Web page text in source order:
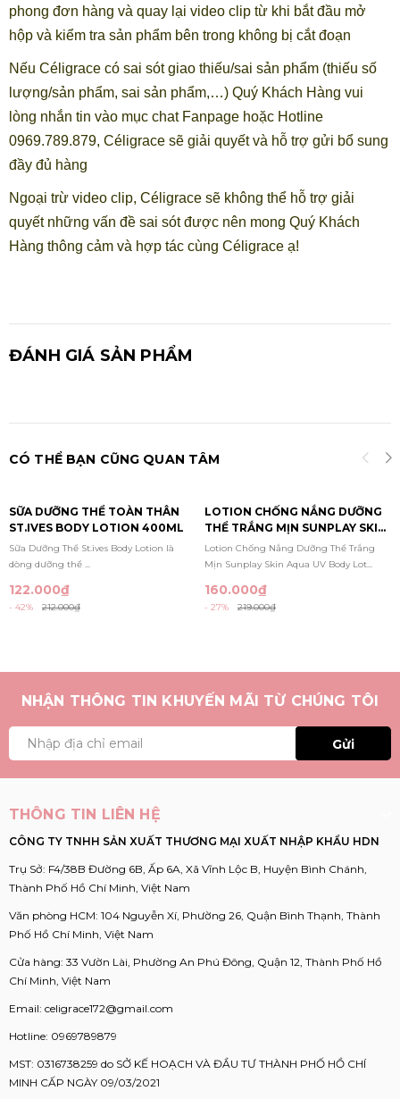
phong đơn hàng và quay lại video clip từ khi bắt đầu mở
hộp và kiểm tra sản phẩm bên trong không bị cắt đoạn
Nếu Céligrace có sai sót giao thiếu/sai sản phẩm (thiếu số
lượng/sản phẩm, sai sản phẩm,…) Quý Khách Hàng vui
lòng nhắn tin vào mục chat Fanpage hoặc Hotline
0969.789.879, Céligrace sẽ giải quyết và hỗ trợ gửi bổ sung
đầy đủ hàng
Ngoại trừ video clip, Céligrace sẽ không thể hỗ trợ giải
quyết những vấn đề sai sót được nên mong Quý Khách
Hàng thông cảm và hợp tác cùng Céligrace ạ!
ĐÁNH GIÁ SẢN PHẨM
CÓ THỂ BẠN CŨNG QUAN TÂM
SỮA DƯỠNG THỂ TOÀN THÂN
ST.IVES BODY LOTION 400ML
Sữa Dưỡng Thể St.ives Body Lotion là
dòng dưỡng thể ...
122.000₫
- 42% 212.000₫
LOTION CHỐNG NẮNG DƯỠNG
THỂ TRẮNG MỊN SUNPLAY SKIN
AQUA UV BODY LOTION
SPF50+/PA++++ 150G
Lotion Chống Nắng Dưỡng Thể Trắng
Mịn Sunplay Skin Aqua UV Body Lot...
160.000₫
- 27% 219.000₫
NHẬN THÔNG TIN KHUYẾN MÃI TỪ CHÚNG TÔI
Gửi
THÔNG TIN LIÊN HỆ
CÔNG TY TNHH SẢN XUẤT THƯƠNG MẠI XUẤT NHẬP KHẨU HDN
Trụ Sở: F4/38B Đường 6B, Ấp 6A, Xã Vĩnh Lộc B, Huyện Bình Chánh,
Thành Phố Hồ Chí Minh, Việt Nam
Văn phòng HCM: 104 Nguyễn Xí, Phường 26, Quận Bình Thạnh, Thành
Phố Hồ Chí Minh, Việt Nam
Cửa hàng: 33 Vườn Lài, Phường An Phú Đông, Quận 12, Thành Phố Hồ
Chí Minh, Việt Nam
Email: celigrace172@gmail.com
Hotline: 0969789879
MST: 0316738259 do SỞ KẾ HOẠCH VÀ ĐẦU TƯ THÀNH PHỐ HỒ CHÍ
MINH CẤP NGÀY 09/03/2021